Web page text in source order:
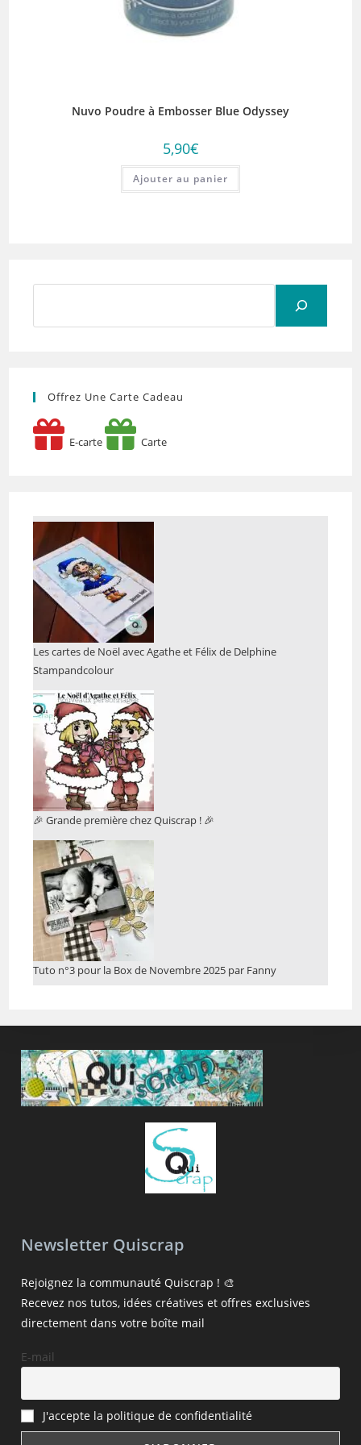
Nuvo Poudre à Embosser Blue Odyssey
5,90€
Ajouter au panier
Offrez Une Carte Cadeau
E-carte Carte
Les cartes de Noël avec Agathe et Félix de Delphine
Stampandcolour
🎉 Grande première chez Quiscrap ! 🎉
Tuto n°3 pour la Box de Novembre 2025 par Fanny
Newsletter Quiscrap
Rejoignez la communauté Quiscrap ! 🎨
Recevez nos tutos, idées créatives et offres exclusives
directement dans votre boîte mail
E-mail
J'accepte la politique de confidentialité